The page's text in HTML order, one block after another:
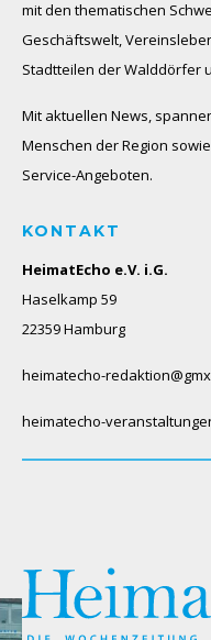
mit den thematischen
Geschäftswelt,
Stadtteilen der Walddörfer
Mit aktuellen News,
Menschen der Region
Service-Angeboten.
KONTAKT
HeimatEcho e.V. i.G.
Haselkamp 59
22359 Hamburg
heimatecho-
heimatecho-